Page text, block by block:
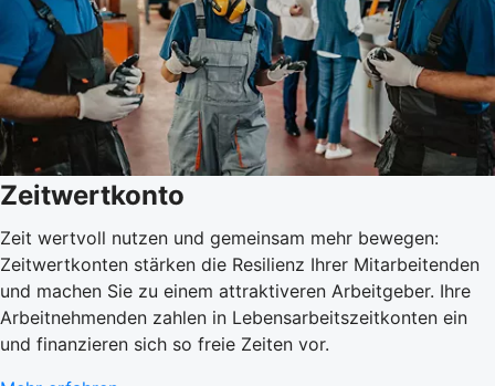
Zeitwertkonto
Zeit wertvoll nutzen und gemeinsam mehr bewegen:
Zeitwertkonten stärken die Resilienz Ihrer Mitarbeitenden
und machen Sie zu einem attraktiveren Arbeitgeber. Ihre
Arbeitnehmenden zahlen in Lebensarbeitszeitkonten ein
und finanzieren sich so freie Zeiten vor.